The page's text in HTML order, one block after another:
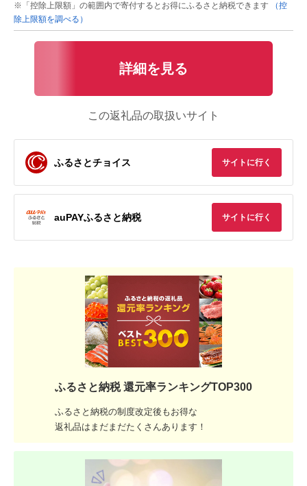
※「控除上限額」の範囲内で寄付するとお得にふるさと納税できます
（控
除上限額を調べる）
詳細を見る
この返礼品の取扱いサイト
ふるさとチョイス サイトに行く
auPAYふるさと納税 サイトに行く
ふるさと納税 還元率ランキングTOP300
ふるさと納税の制度改定後もお得な
返礼品はまだまだたくさんあります！